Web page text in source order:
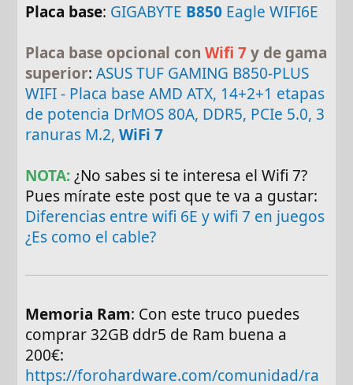
Placa base: GIGABYTE B850 Eagle WIFI6E
Placa base opcional conWifi 7y de gama
superior:ASUS TUF GAMING B850-PLUS
WIFI - Placa base AMD ATX, 14+2+1 etapas
de potencia DrMOS 80A, DDR5, PCIe 5.0, 3
ranuras M.2,WiFi 7
NOTA:¿No sabes si te interesa el Wifi 7?
Pues mírate este post que te va a gustar:
Diferencias entre wifi 6E y wifi 7 en juegos
¿Es como el cable?
Memoria Ram: Con este truco puedes
comprar 32GB ddr5 de Ram buena a
200€:
https://forohardware.com/comunidad/ra